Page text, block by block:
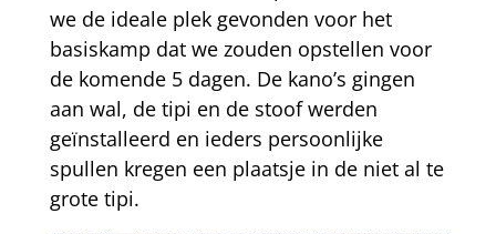
we de ideale plek gevonden voor het
basiskamp dat we zouden opstellen voor
de komende 5 dagen. De kano’s gingen
aan wal, de tipi en de stoof werden
geïnstalleerd en ieders persoonlijke
spullen kregen een plaatsje in de niet al te
grote tipi.